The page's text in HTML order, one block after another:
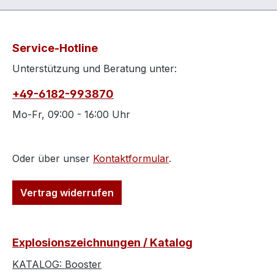
Service-Hotline
Unterstützung und Beratung unter:
+49-6182-993870
Mo-Fr, 09:00 - 16:00 Uhr
Oder über unser Kontaktformular.
Vertrag widerrufen
Explosionszeichnungen / Katalog
KATALOG: Booster